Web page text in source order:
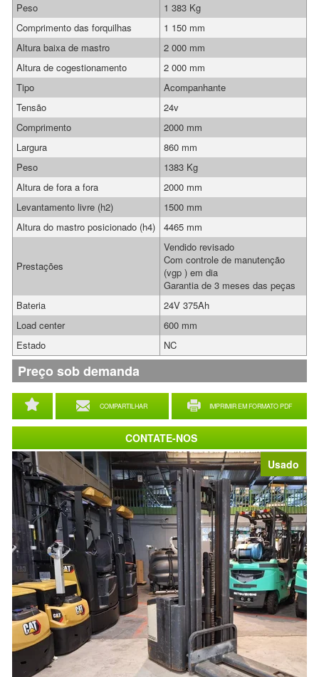
Usado
COMPARTILHAR IMPRIMIR EM FORMATO PDF
Peso
1 383 Kg
Comprimento das forquilhas
1 150 mm
Altura baixa de mastro
2 000 mm
Altura de cogestionamento
2 000 mm
Tipo
Acompanhante
Tensão
24v
Comprimento
2000 mm
Largura
860 mm
Peso
1383 Kg
Altura de fora a fora
2000 mm
Levantamento livre (h2)
1500 mm
Altura do mastro posicionado (h4)
4465 mm
Prestações
Vendido revisado
Com controle de manutenção
(vgp ) em dia
Garantia de 3 meses das peças
Bateria
24V 375Ah
Load center
600 mm
Estado
NC
Preço sob demanda
CONTATE-NOS